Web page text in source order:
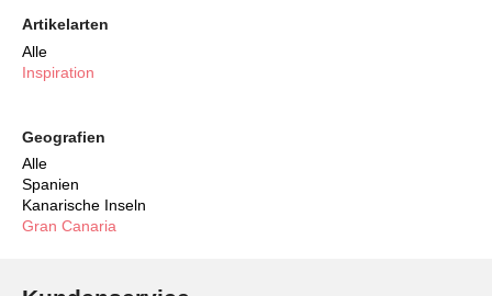
Artikelarten
Alle
Inspiration
Geografien
Alle
Spanien
Kanarische Inseln
Gran Canaria